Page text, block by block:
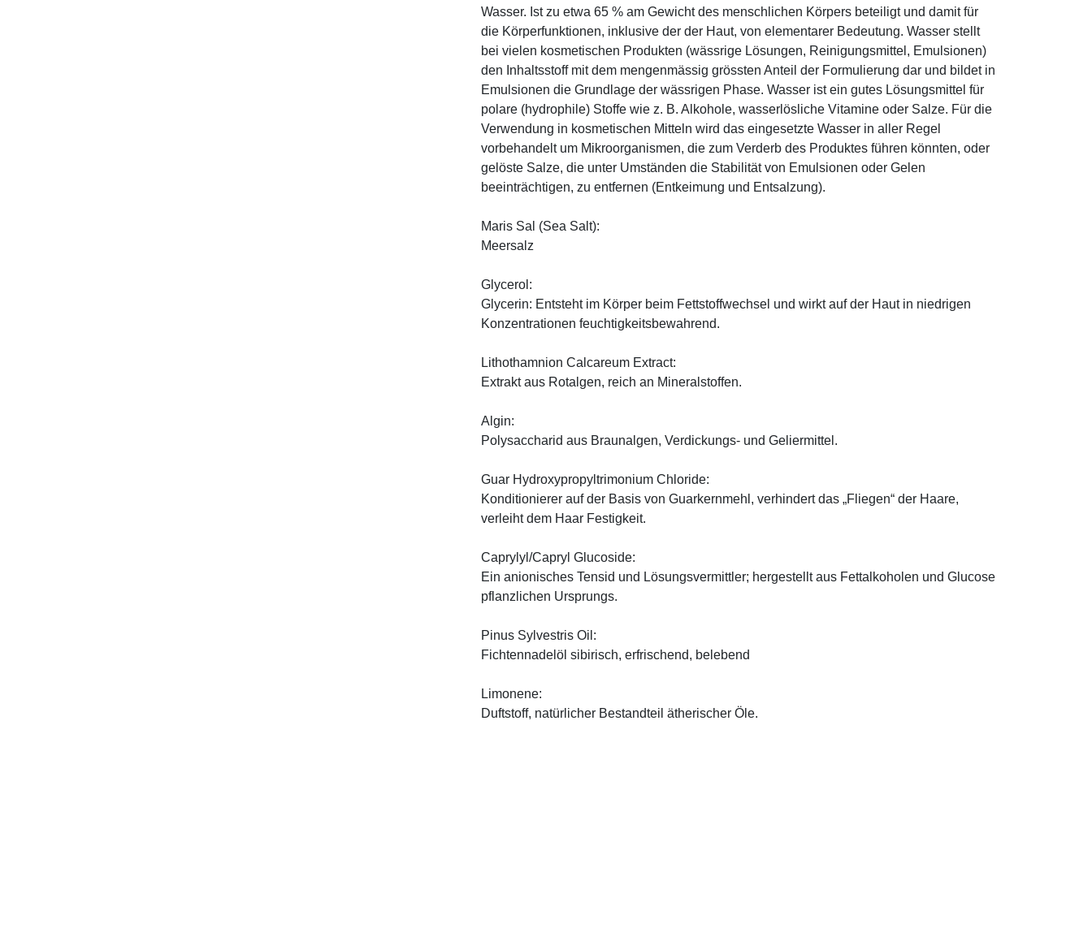
Wasser. Ist zu etwa 65 % am Gewicht des menschlichen Körpers beteiligt und damit für
die Körperfunktionen, inklusive der der Haut, von elementarer Bedeutung. Wasser stellt
bei vielen kosmetischen Produkten (wässrige Lösungen, Reinigungsmittel, Emulsionen)
den Inhaltsstoff mit dem mengenmässig grössten Anteil der Formulierung dar und bildet in
Emulsionen die Grundlage der wässrigen Phase. Wasser ist ein gutes Lösungsmittel für
polare (hydrophile) Stoffe wie z. B. Alkohole, wasserlösliche Vitamine oder Salze. Für die
Verwendung in kosmetischen Mitteln wird das eingesetzte Wasser in aller Regel
vorbehandelt um Mikroorganismen, die zum Verderb des Produktes führen könnten, oder
gelöste Salze, die unter Umständen die Stabilität von Emulsionen oder Gelen
beeinträchtigen, zu entfernen (Entkeimung und Entsalzung).
Maris Sal (Sea Salt):
Meersalz
Glycerol:
Glycerin: Entsteht im Körper beim Fettstoffwechsel und wirkt auf der Haut in niedrigen
Konzentrationen feuchtigkeitsbewahrend.
Lithothamnion Calcareum Extract:
Extrakt aus Rotalgen, reich an Mineralstoffen.
Algin:
Polysaccharid aus Braunalgen, Verdickungs- und Geliermittel.
Guar Hydroxypropyltrimonium Chloride:
Konditionierer auf der Basis von Guarkernmehl, verhindert das „Fliegen“ der Haare,
verleiht dem Haar Festigkeit.
Caprylyl/Capryl Glucoside:
Ein anionisches Tensid und Lösungsvermittler; hergestellt aus Fettalkoholen und Glucose
pflanzlichen Ursprungs.
Pinus Sylvestris Oil:
Fichtennadelöl sibirisch, erfrischend, belebend
Limonene:
Duftstoff, natürlicher Bestandteil ätherischer Öle.